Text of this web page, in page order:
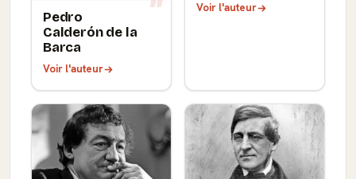
Pedro
Calderón de la
Barca
Voir l'auteur
Voir l'auteur